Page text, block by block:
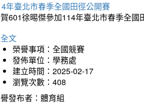
年臺北市春季全國田徑公開賽
601徐晹傑參加114年臺北市春季全
文
榮譽事項：全國競賽
發佈單位：學務處
建立時間：2025-02-17
瀏覽次數：408
發布者：體育組